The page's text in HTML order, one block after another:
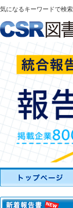
気になるキーワードで検